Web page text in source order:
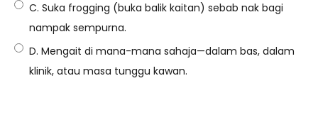
C. Suka frogging (buka balik kaitan) sebab nak bagi
nampak sempurna.
D. Mengait di mana-mana sahaja—dalam bas, dalam
klinik, atau masa tunggu kawan.